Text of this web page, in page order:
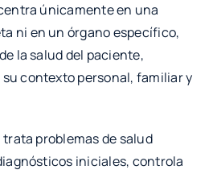
únicamente en una
ni en un órgano específico,
la salud del paciente,
contexto personal, familiar y
problemas de salud
iniciales, controla